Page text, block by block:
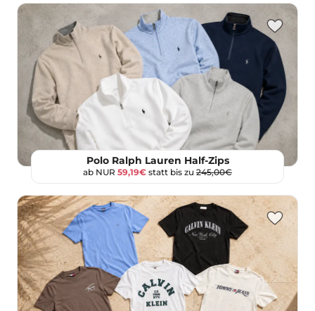
Polo Ralph Lauren Half-Zips
ab NUR 59,19€ statt bis zu 245,00€